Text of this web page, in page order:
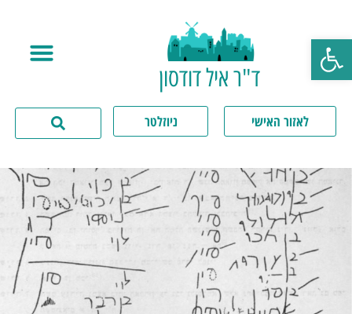
פתח סרגל נגישות
ד"ר איל דודסון
לאזור האישי ניוזלטר